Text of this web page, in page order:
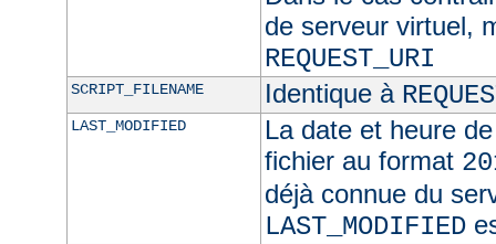
de serveur virtuel,
REQUEST_URI
SCRIPT_FILENAME Identique à
LAST_MODIFIED
La date et heure
fichier au format
déjà connue du
LAST_MODIFIED